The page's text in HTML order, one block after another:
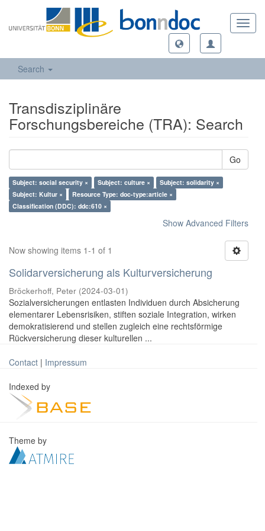
Search
Transdisziplinäre
Forschungsbereiche (TRA): Search
Go
Subject: social security × Subject: culture ×
Subject: solidarity ×
Subject: Kultur ×
Resource Type: doc-type:article ×
Classification (DDC): ddc:610 ×
Show Advanced Filters
Now showing items 1-1 of 1
Solidarversicherung als Kulturversicherung
Bröckerhoff, Peter (2024-03-01)
Sozialversicherungen entlasten Individuen durch Absicherung
elementarer Lebensrisiken, stiften soziale Integration, wirken
demokratisierend und stellen zugleich eine rechtsförmige
Rückversicherung dieser kulturellen ...
Contact | Impressum
Indexed by
Theme by